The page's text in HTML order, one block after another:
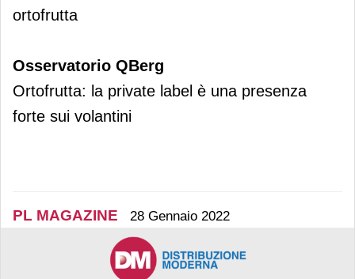
ortofrutta
Osservatorio QBerg
Ortofrutta: la private label è una presenza
forte sui volantini
PL MAGAZINE 28 Gennaio 2022